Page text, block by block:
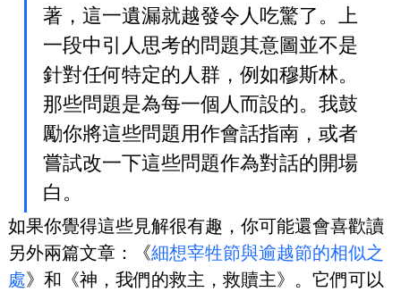
著，這一遺漏就越發令人吃驚了。上
一段中引人思考的問題其意圖並不是
針對任何特定的人群，例如穆斯林。
那些問題是為每一個人而設的。我鼓
勵你將這些問題用作會話指南，或者
嘗試改一下這些問題作為對話的開場
白。
如果你覺得這些見解很有趣，你可能還會喜歡讀
另外兩篇文章：《細想宰牲節與逾越節的相似之
處》和《神，我們的救主，救贖主》。它們可以